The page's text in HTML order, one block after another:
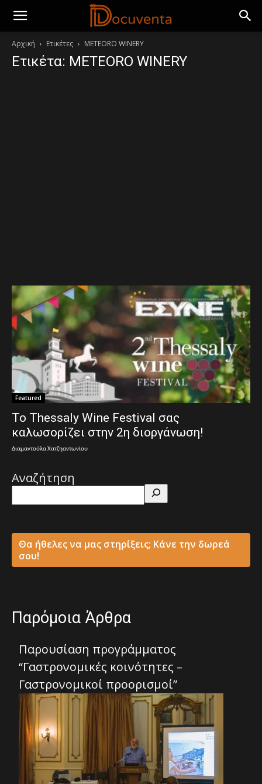
Αρχική Ετικέτες METEORO WINERY
Ετικέτα: METEORO WINERY
Featured
Το Thessaly Wine Festival σας
καλωσορίζει στην 2η διοργάνωση!
Διαμαντούλα Χατζηαντωνίου
Αναζήτηση
Θα ήθελες να μας στηρίξεις; Κάνε την δωρεά
σου!
Παρόμοια Άρθρα
Παρουσίαση προγράμματος
“Γαστρονομικές κοινότητες –
Γαστρονομικοί προορισμοί”